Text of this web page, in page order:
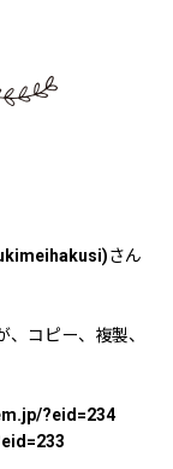
さん
コピー、複製、
?eid=234